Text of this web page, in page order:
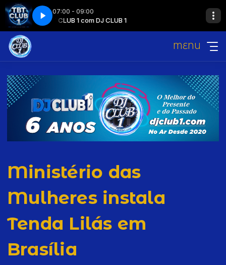
07:00 - 09:00
TBT CLUB 1 com DJ CLUB 1
MENU
Ministério das
Mulheres instala
Tenda Lilás em
Brasília